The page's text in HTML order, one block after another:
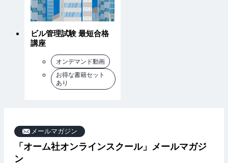
ビル管理試験 最短合格
講座
オンデマンド動画
お得な書籍セット
あり
メールマガジン
「オーム社オンラインスクール」メールマガジ
ン